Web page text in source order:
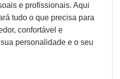
e profissionais. Aqui
tudo o que precisa para
confortável e
personalidade e o seu